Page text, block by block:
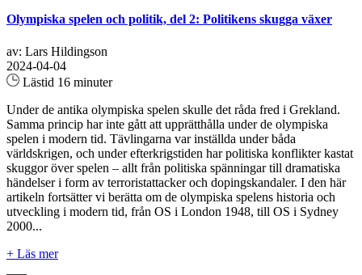
Olympiska spelen och politik, del 2: Politikens skugga växer
av: Lars Hildingson
2024-04-04
Lästid 16 minuter
Under de antika olympiska spelen skulle det råda fred i Grekland.
Samma princip har inte gått att upprätthålla under de olympiska
spelen i modern tid. Tävlingarna var inställda under båda
världskrigen, och under efterkrigstiden har politiska konflikter kastat
skuggor över spelen – allt från politiska spänningar till dramatiska
händelser i form av terroristattacker och dopingskandaler. I den här
artikeln fortsätter vi berätta om de olympiska spelens historia och
utveckling i modern tid, från OS i London 1948, till OS i Sydney
2000...
+ Läs mer